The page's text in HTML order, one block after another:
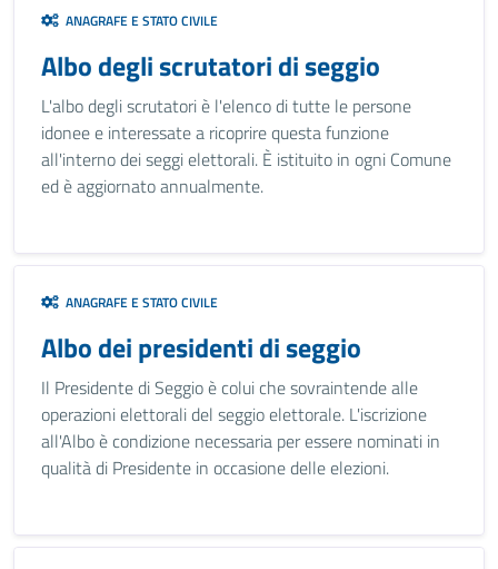
ANAGRAFE E STATO CIVILE
Albo degli scrutatori di seggio
L'albo degli scrutatori è l'elenco di tutte le persone
idonee e interessate a ricoprire questa funzione
all'interno dei seggi elettorali. È istituito in ogni Comune
ed è aggiornato annualmente.
ANAGRAFE E STATO CIVILE
Albo dei presidenti di seggio
Il Presidente di Seggio è colui che sovraintende alle
operazioni elettorali del seggio elettorale. L'iscrizione
all'Albo è condizione necessaria per essere nominati in
qualità di Presidente in occasione delle elezioni.